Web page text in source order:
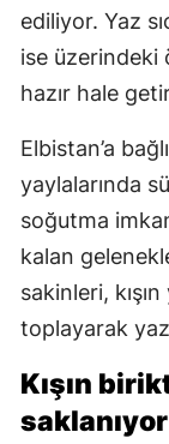
ediliyor. Yaz
ise üzerindeki
hazır hale
Elbistan’a
yaylalarında
soğutma
kalan
sakinleri,
toplayarak
Kışın
saklanıyor